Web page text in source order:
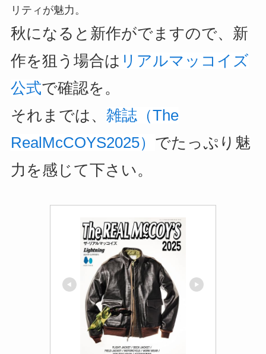
リティが魅力。
秋になると新作がでますので、新
作を狙う場合は リアルマッコイズ
公式で確認を。
それまでは、 雑誌（The
RealMcCOYS2025） でたっぷり魅
力を感じて下さい。